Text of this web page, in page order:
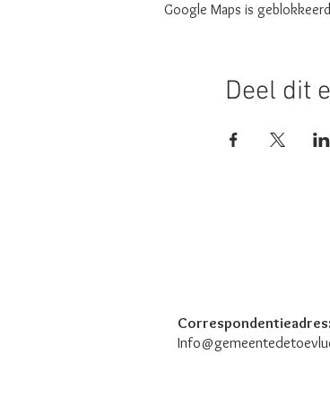
Google Maps is
Deel dit
Correspondentieadres: